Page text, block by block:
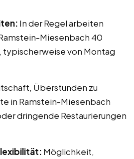
In der Regel arbeiten
Miesenbach 40
typischerweise von Montag
Überstunden zu
in Ramstein-Miesenbach
dringende Restaurierungen
Möglichkeit,